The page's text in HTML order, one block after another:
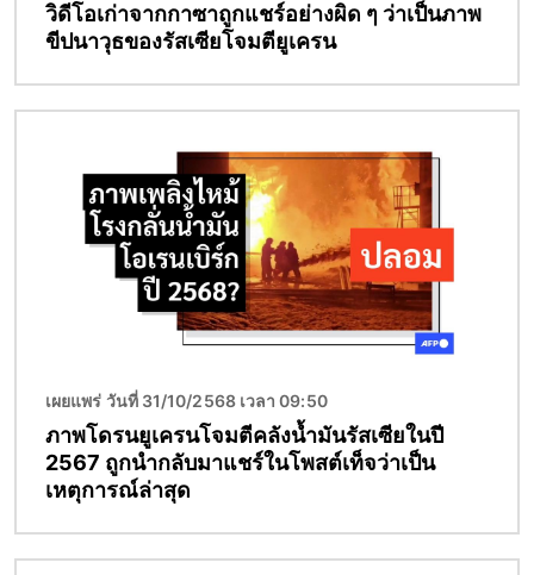
วิดีโอเก่าจากกาซาถูกแชร์อย่างผิด ๆ ว่าเป็นภาพ
ขีปนาวุธของรัสเซียโจมตียูเครน
เผยแพร่ วันที่ 31/10/2568 เวลา 09:50
ภาพโดรนยูเครนโจมตีคลังน้ำมันรัสเซียในปี
2567 ถูกนำกลับมาแชร์ในโพสต์เท็จว่าเป็น
เหตุการณ์ล่าสุด